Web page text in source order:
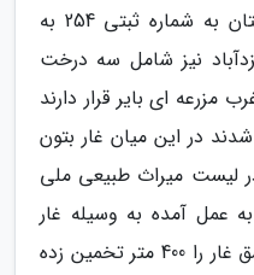
تخمین زده می گردد. این درختان به شماره ثبتی 254 به
نیز شامل سه درخت
ای بایر قرار دارند
در این میان غار بتون
سرایان نیز با شماره 250 در لیست میراث طبیعی ملی
عمل آمده به وسیله غار
نوردان طی سال های گذشته عمق غار را 400 متر تخمین زده